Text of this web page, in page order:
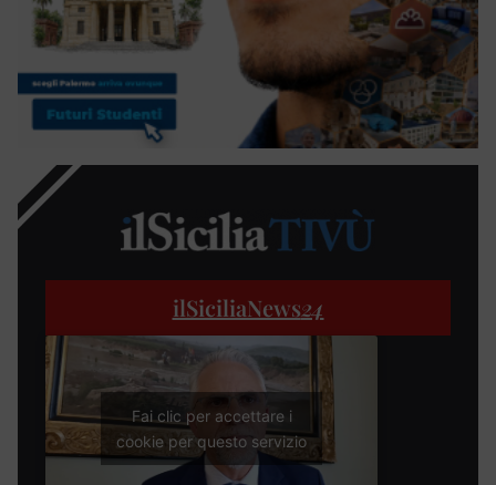
ilSiciliaNews24
Fai clic per accettare i
cookie per questo servizio